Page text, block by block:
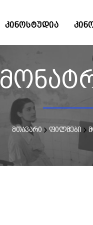
ᲙᲘᲜᲝᲡᲢᲣᲓᲘᲐ
მთავარი ფილმები